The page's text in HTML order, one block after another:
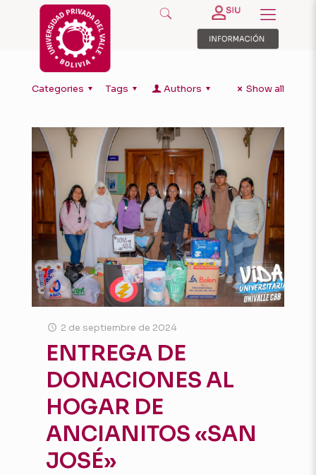
Categories Tags Authors Show all
2 de septiembre de 2024
ENTREGA DE
DONACIONES AL
HOGAR DE
ANCIANITOS «SAN
JOSÉ»